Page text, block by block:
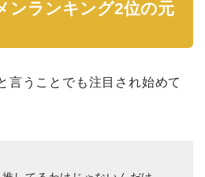
ンランキング2位の元
言うことでも注目され始めて